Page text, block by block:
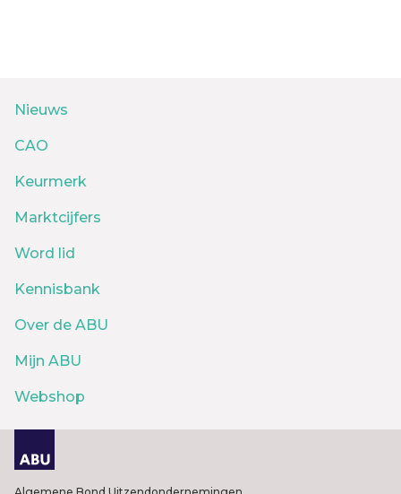
Nieuws
CAO
Keurmerk
Marktcijfers
Word lid
Kennisbank
Over de ABU
Mijn ABU
Webshop